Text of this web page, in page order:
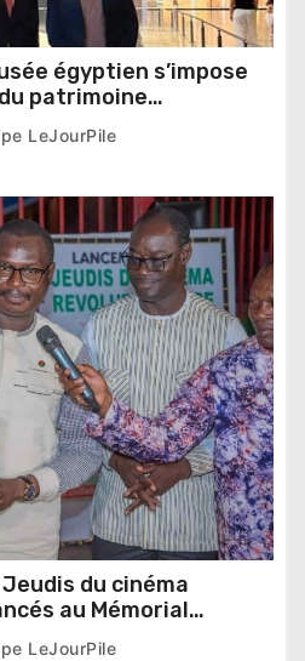
égyptien s’impose
patrimoine
des dirigeants
LeJourPile
du cinéma
au Mémorial
LeJourPile